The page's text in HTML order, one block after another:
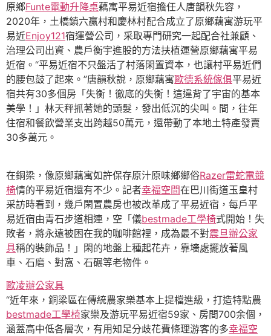
原鄉Funte電動升降桌藕寓平易近宿擔任人唐韻秋先容，
2020年，土橋鎮六贏村和慶林村配合成立了原鄉藕寓游玩平
易近Enjoy121宿運營公司，采取專門研究一起配合社兼顧、
治理公司出資、農戶衡宇進股的方法扶植運營原鄉藕寓平易
近宿。“平易近宿不只盤活了村落閑置資本，也讓村平易近們
的腰包鼓了起來。”唐韻秋說，原鄉藕寓歐德系統傢俱平易近
宿共有30多個房「失衡！徹底的失衡！這違背了宇宙的基本
美學！」林天秤抓著她的頭髮，發出低沉的尖叫。間，往年
住宿和餐飲營業支出跨越50萬元，還帶動了本地土特產發賣
30多萬元。
在銅梁，像原鄉藕寓如許保存原汁原味鄉鄉俗Razer雷蛇電競
椅情的平易近宿還有不少。記者幸福空間在巴川街道玉皇村
采訪時看到，幾戶閑置農房也被改革成了平易近宿，每戶平
易近宿由青石步道相連，空「儀bestmade工學椅式開始！失
敗者，將永遠被困在我的咖啡館裡，成為最不對震旦辦公家
具稱的裝飾品！」閑的地盤上種起花卉，靠墻處擺放著風
車、石磨、對窩、石碾等老物件。
歐凌辦公家具
“近年來，銅梁區在傳統農家樂基本上提檔進級，打造特點農
bestmade工學椅家樂及游玩平易近宿59家、房間700余個，
涵蓋高中低各層次，有用知足分歧花費條理游客的多幸福空